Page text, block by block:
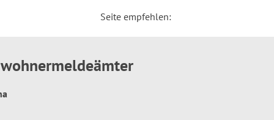
Seite empfehlen: